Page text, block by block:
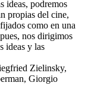
ideas, podremos
propias del cine,
como en una
nos dirigimos
ideas y las
Zielinsky,
Giorgio